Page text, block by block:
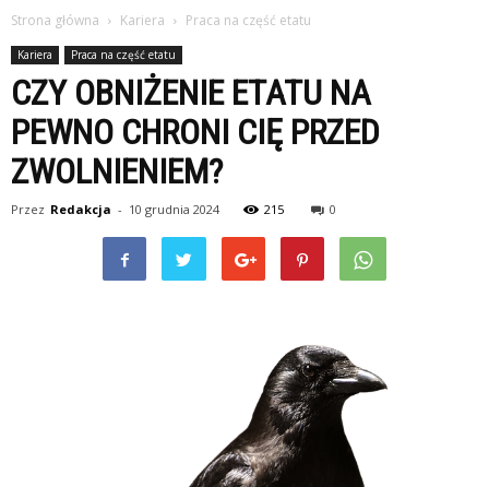
Strona główna Kariera Praca na część etatu
Kariera Praca na część etatu
CZY OBNIŻENIE ETATU NA
PEWNO CHRONI CIĘ PRZED
ZWOLNIENIEM?
Przez Redakcja - 10 grudnia 2024 215 0